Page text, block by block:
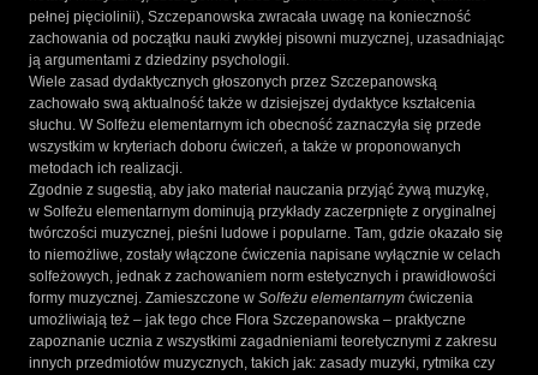
pełnej pięciolinii), Szczepanowska zwracała uwagę na konieczność
zachowania od początku nauki zwykłej pisowni muzycznej, uzasadniając
ją argumentami z dziedziny psychologii.
Wiele zasad dydaktycznych głoszonych przez Szczepanowską
zachowało swą aktualność także w dzisiejszej dydaktyce kształcenia
słuchu. W Solfeżu elementarnym ich obecność zaznaczyła się przede
wszystkim w kryteriach doboru ćwiczeń, a także w proponowanych
metodach ich realizacji.
Zgodnie z sugestią, aby jako materiał nauczania przyjąć żywą muzykę,
w Solfeżu elementarnym dominują przykłady zaczerpnięte z oryginalnej
twórczości muzycznej, pieśni ludowe i popularne. Tam, gdzie okazało się
to niemożliwe, zostały włączone ćwiczenia napisane wyłącznie w celach
solfeżowych, jednak z zachowaniem norm estetycznych i prawidłowości
formy muzycznej. Zamieszczone w Solfeżu elementarnym ćwiczenia
umożliwiają też – jak tego chce Flora Szczepanowska – praktyczne
zapoznanie ucznia z wszystkimi zagadnieniami teoretycznymi z zakresu
innych przedmiotów muzycznych, takich jak: zasady muzyki, rytmika czy